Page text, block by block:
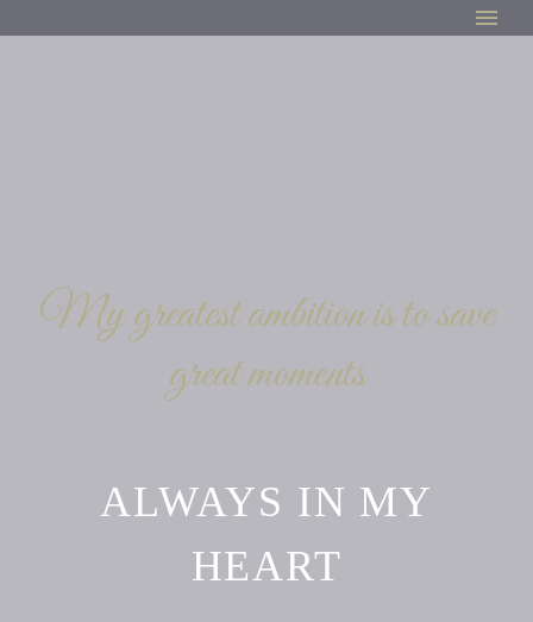
My greatest ambition is to save
great moments
ALWAYS IN MY
HEART